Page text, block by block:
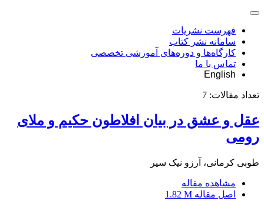
فهرست نشریات
سامانه نشر کتاب
کارگاه‌ها و دوره‌های آموزشی تخصصی
تماس با ما
English
تعداد مقالات: 7
عقل و عشق در بیان افلاطون حکیم و ملای
رومی
طوبی کرمانی، آرزو نیک سیر
مشاهده مقاله
اصل مقاله 1.82 M